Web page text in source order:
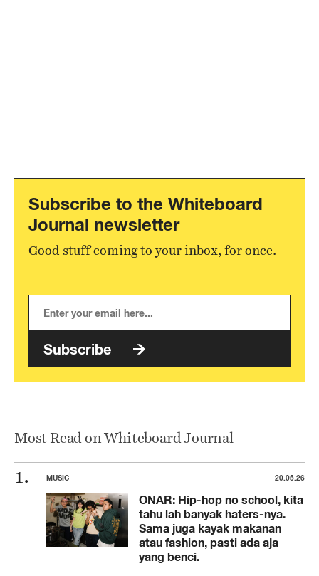
Subscribe to the Whiteboard
Journal newsletter
Good stuff coming to your inbox, for once.
Subscribe
Most Read on Whiteboard Journal
MUSIC 20.05.26
ONAR: Hip-hop no school, kita
tahu lah banyak haters-nya.
Sama juga kayak makanan
atau fashion, pasti ada aja
yang benci.